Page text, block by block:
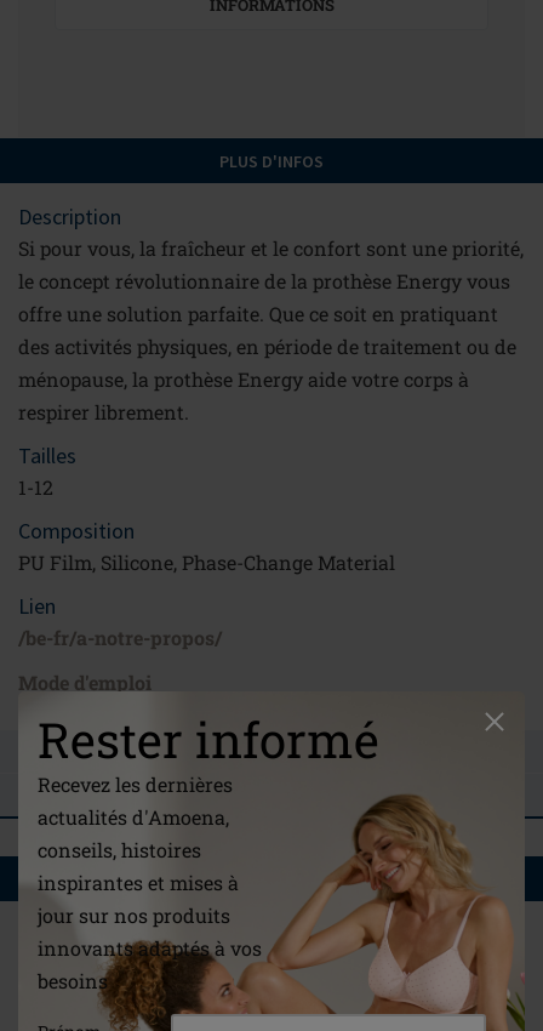
Rester informé
Recevez les dernières
actualités d'Amoena,
conseils, histoires
inspirantes et mises à
jour sur nos produits
innovants adaptés à vos
besoins
INFORMATIONS
PLUS D'INFOS
Description
Si pour vous, la fraîcheur et le confort sont une priorité,
le concept révolutionnaire de la prothèse Energy vous
offre une solution parfaite. Que ce soit en pratiquant
des activités physiques, en période de traitement ou de
ménopause, la prothèse Energy aide votre corps à
respirer librement.
Tailles
1-12
Composition
PU Film, Silicone, Phase-Change Material
Lien
/be-fr/a-notre-propos/
Mode d'emploi
POSER UNE QUESTION
COMMENTAIRES
VOUS AIMEREZ AUSSI